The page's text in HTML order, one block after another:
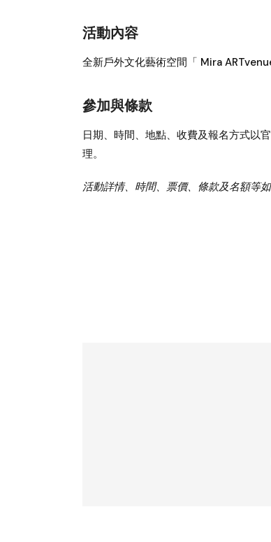
活動內容
全新戶外文化藝術空間「 Mira
參加與條款
日期、時間、地點、收費及報名方式以
理。
活動詳情、時間、票價、條款及名額等